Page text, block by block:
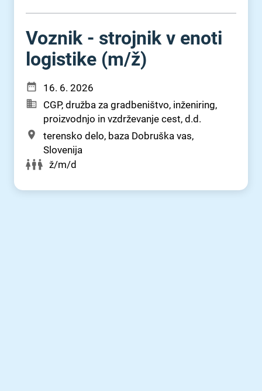
Voznik - strojnik v enoti
logistike (m⁠/⁠ž)
16. 6. 2026
CGP, družba za gradbeništvo, inženiring,
proizvodnjo in vzdrževanje cest, d.d.
terensko delo, baza Dobruška vas,
Slovenija
ž/m/d